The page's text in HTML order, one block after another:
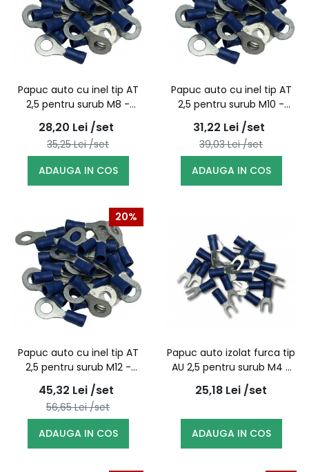
Papuc auto cu inel tip AT
2,5 pentru surub M8 -
100buc/set
28,20 Lei /set
35,25Lei /set
ADAUGA IN COS
Papuc auto cu inel tip AT
2,5 pentru surub M10 -
100buc/set
31,22 Lei /set
39,03Lei /set
ADAUGA IN COS
20%
Papuc auto cu inel tip AT
2,5 pentru surub M12 -
100buc/set
45,32 Lei /set
56,65Lei /set
ADAUGA IN COS
Papuc auto izolat furca tip
AU 2,5 pentru surub M4 -
100buc/set
25,18 Lei /set
ADAUGA IN COS